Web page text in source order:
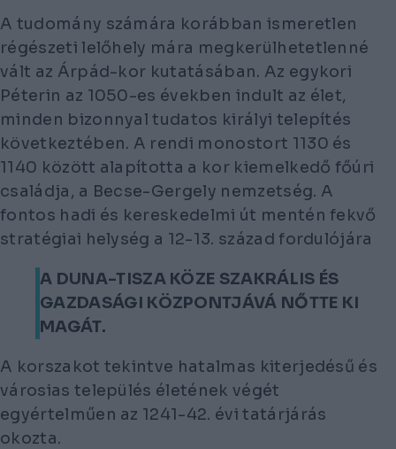
A tudomány számára korábban ismeretlen
régészeti lelőhely mára megkerülhetetlenné
vált az Árpád-kor kutatásában. Az egykori
Péterin az 1050-es években indult az élet,
minden bizonnyal tudatos királyi telepítés
következtében. A rendi monostort 1130 és
1140 között alapította a kor kiemelkedő főúri
családja, a Becse-Gergely nemzetség. A
fontos hadi és kereskedelmi út mentén fekvő
stratégiai helység a 12-13. század fordulójára
A DUNA-TISZA KÖZE SZAKRÁLIS ÉS
GAZDASÁGI KÖZPONTJÁVÁ NŐTTE KI
MAGÁT.
A korszakot tekintve hatalmas kiterjedésű és
városias település életének végét
egyértelműen az 1241-42. évi tatárjárás
okozta.